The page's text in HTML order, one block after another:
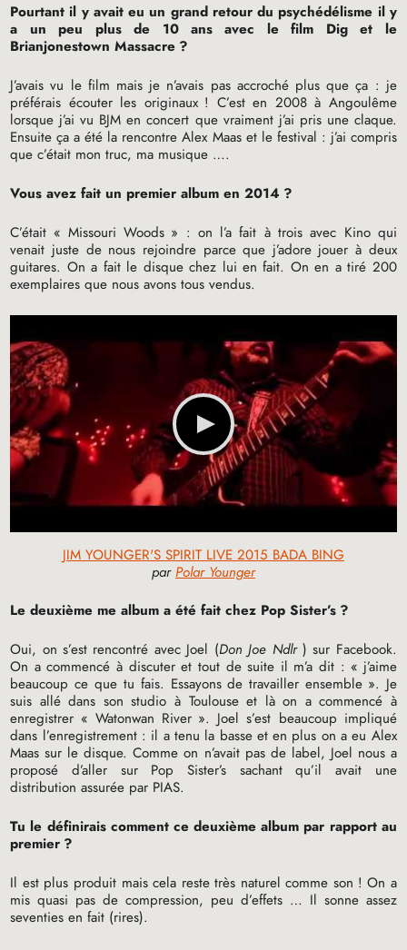
Pourtant il y avait eu un grand retour du psychédélisme il y
a un peu plus de 10 ans avec le film Dig et le
Brianjonestown Massacre ?
J’avais vu le film mais je n’avais pas accroché plus que ça : je
préférais écouter les originaux ! C’est en 2008 à Angoulême
lorsque j’ai vu BJM en concert que vraiment j’ai pris une claque.
Ensuite ça a été la rencontre Alex Maas et le festival : j’ai compris
que c’était mon truc, ma musique ….
Vous avez fait un premier album en 2014 ?
C’était « Missouri Woods » : on l’a fait à trois avec Kino qui
venait juste de nous rejoindre parce que j’adore jouer à deux
guitares. On a fait le disque chez lui en fait. On en a tiré 200
exemplaires que nous avons tous vendus.
JIM YOUNGER'S SPIRIT LIVE 2015 BADA BING
parPolar Younger
Le deuxième me album a été fait chez Pop Sister’s ?
Oui, on s’est rencontré avec Joel (Don Joe Ndlr ) sur Facebook.
On a commencé à discuter et tout de suite il m’a dit : « j’aime
beaucoup ce que tu fais. Essayons de travailler ensemble ». Je
suis allé dans son studio à Toulouse et là on a commencé à
enregistrer « Watonwan River ». Joel s’est beaucoup impliqué
dans l’enregistrement : il a tenu la basse et en plus on a eu Alex
Maas sur le disque. Comme on n’avait pas de label, Joel nous a
proposé d’aller sur Pop Sister’s sachant qu’il avait une
distribution assurée par PIAS.
Tu le définirais comment ce deuxième album par rapport au
premier ?
Il est plus produit mais cela reste très naturel comme son ! On a
mis quasi pas de compression, peu d’effets … Il sonne assez
seventies en fait (rires).